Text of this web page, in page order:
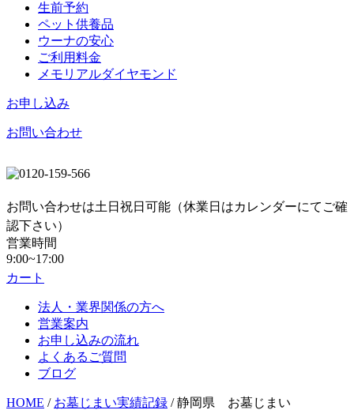
生前予約
ペット供養品
ウーナの安心
ご利用料金
メモリアルダイヤモンド
お申し込み
お問い合わせ
お問い合わせは土日祝日可能（休業日はカレンダーにてご確
認下さい）
営業時間
9:00~17:00
カート
法人・業界関係の方へ
営業案内
お申し込みの流れ
よくあるご質問
ブログ
HOME / お墓じまい実績記録 / 静岡県 お墓じまい